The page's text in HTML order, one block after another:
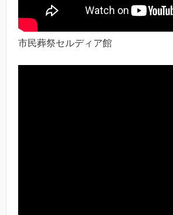
市民葬祭セルディア館